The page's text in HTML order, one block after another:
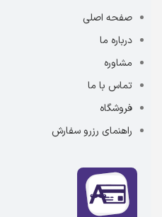
صفحه اصلی
درباره ما
مشاوره
تماس با ما
فروشگاه
راهنمای رزرو سفارش